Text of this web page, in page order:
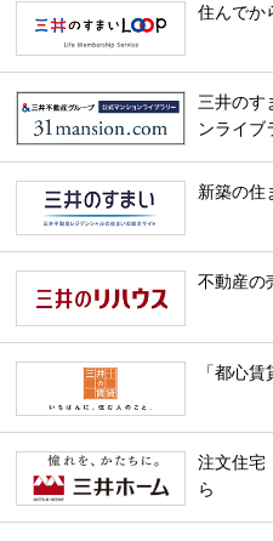
住んでか
三井のす
ンライブ
新築の住
不動産の
「都心
注文住宅
ら